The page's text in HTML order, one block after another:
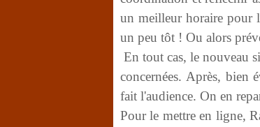
un meilleur horaire pour
un peu tôt ! Ou alors
En tout cas, le nouveau
concernées. Après, bien
fait l'audience. On en
Pour le mettre en ligne,